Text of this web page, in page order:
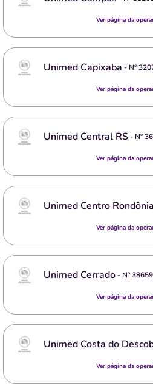
Ver página da
Unimed Capixaba - Nº
Ver página da
Unimed Central RS- Nº
Ver página da
Unimed Centro Rondônia
Ver página da
Unimed Cerrado- Nº
Ver página da
Unimed Costa do
Ver página da